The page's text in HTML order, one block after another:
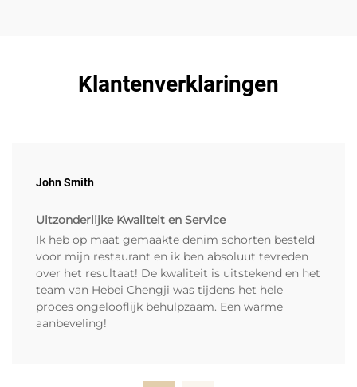
Klantenverklaringen
John Smith
Uitzonderlijke Kwaliteit en Service
Ik heb op maat gemaakte denim schorten besteld
voor mijn restaurant en ik ben absoluut tevreden
over het resultaat! De kwaliteit is uitstekend en het
team van Hebei Chengji was tijdens het hele
proces ongelooflijk behulpzaam. Een warme
aanbeveling!